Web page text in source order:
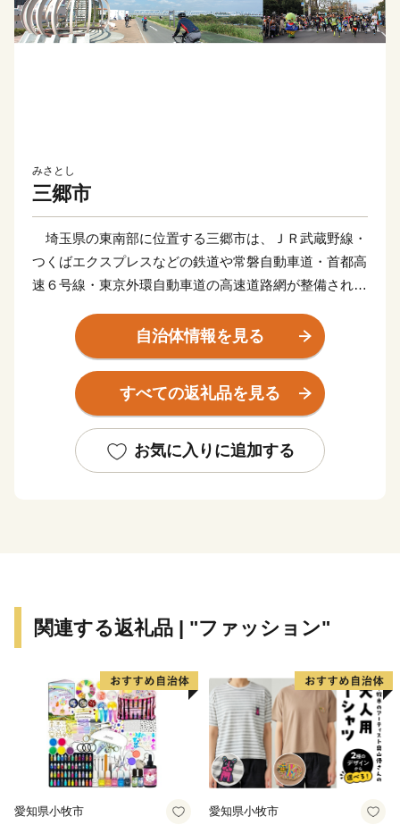
みさとし
三郷市
埼玉県の東南部に位置する三郷市は、ＪＲ武蔵野線・
つくばエクスプレスなどの鉄道や常磐自動車道・首都高
速６号線・東京外環自動車道の高速道路網が整備されて
郷インターチェンジ周辺の土地区画整理などにより、人
口増加と企業進出が進む一方で、豊かな自然に恵まれ、
四季折々の景色を楽しむことができる魅力あふれるまち
として、にぎわいを見せています。
建設中の三郷流山橋が令和５年度に開通予定であるとと
もに、常磐自動車道三郷料金所スマートインターチェン
掲げ、「全国家読ゆうびんコンクール」、「秋の読書ま
これまで続いてきた三郷市の発展をさらに飛躍させ、
「きらりとひかる田園都市みさと～人にも企業にも選ば
れる魅力的なまち～」の実現を目指し、これまで以上に
魅力あるまちづくりを進めてまいります。
自治体情報を見る
すべての返礼品を見る
お気に入りに追加する
関連する返礼品 | "ファッション"
愛知県小牧市 愛知県小牧市